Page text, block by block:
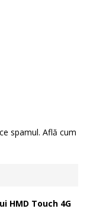
spamul. Află cum
HMD Touch 4G